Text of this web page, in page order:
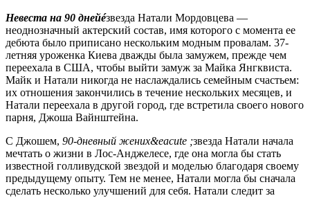
Невеста на 90 днейéзвезда Натали Мордовцева —
неоднозначный актерский состав, имя которого с момента ее
дебюта было приписано нескольким модным провалам. 37-
летняя уроженка Киева дважды была замужем, прежде чем
переехала в США, чтобы выйти замуж за Майка Янгквиста.
Майк и Натали никогда не наслаждались семейным счастьем:
их отношения закончились в течение нескольких месяцев, и
Натали переехала в другой город, где встретила своего нового
парня, Джоша Вайнштейна.
С Джошем, 90-дневный жених&eacute ;звезда Натали начала
мечтать о жизни в Лос-Анджелесе, где она могла бы стать
известной голливудской звездой и моделью благодаря своему
предыдущему опыту. Тем не менее, Натали могла бы сначала
сделать несколько улучшений для себя. Натали следит за